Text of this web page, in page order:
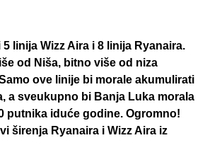
linija Wizz Aira i 8 linija Ryanaira.
od Niša, bitno više od niza
ove linije bi morale akumulirati
a sveukupno bi Banja Luka morala
putnika iduće godine. Ogromno!
širenja Ryanaira i Wizz Aira iz